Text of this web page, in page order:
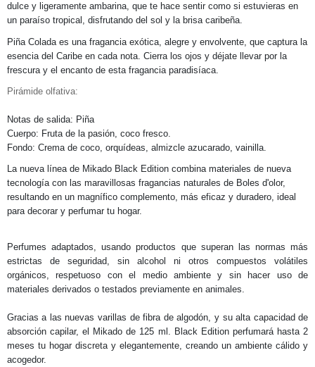
dulce y ligeramente ambarina, que te hace sentir como si estuvieras en
un paraíso tropical, disfrutando del sol y la brisa caribeña.
Piña Colada es una fragancia exótica, alegre y envolvente, que captura la
esencia del Caribe en cada nota. Cierra los ojos y déjate llevar por la
frescura y el encanto de esta fragancia paradisíaca.
Pirámide olfativa:
Notas de salida: Piña
Cuerpo: Fruta de la pasión, coco fresco.
Fondo: Crema de coco, orquídeas, almizcle azucarado, vainilla.
La nueva línea de Mikado Black Edition combina materiales de nueva
tecnología con las maravillosas fragancias naturales de Boles d'olor,
resultando en un magnífico complemento, más eficaz y duradero, ideal
para decorar y perfumar tu hogar.
Perfumes adaptados, usando productos que superan las normas más
estrictas de seguridad, sin alcohol ni otros compuestos volátiles
orgánicos, respetuoso con el medio ambiente y sin hacer uso de
materiales derivados o testados previamente en animales.
Gracias a las nuevas varillas de fibra de algodón, y su alta capacidad de
absorción capilar, el Mikado de 125 ml. Black Edition perfumará hasta 2
meses tu hogar discreta y elegantemente, creando un ambiente cálido y
acogedor.